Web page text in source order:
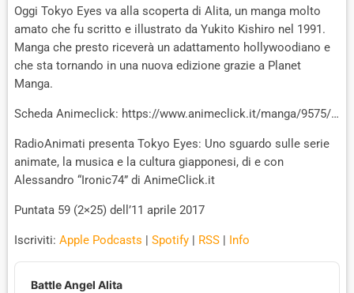
Oggi Tokyo Eyes va alla scoperta di Alita, un manga molto
amato che fu scritto e illustrato da Yukito Kishiro nel 1991.
Manga che presto riceverà un adattamento hollywoodiano e
che sta tornando in una nuova edizione grazie a Planet
Manga.
Scheda Animeclick: https://www.animeclick.it/manga/9575/…
RadioAnimati presenta Tokyo Eyes: Uno sguardo sulle serie
animate, la musica e la cultura giapponesi, di e con
Alessandro “Ironic74” di AnimeClick.it
Puntata 59 (2×25) dell’11 aprile 2017
Iscriviti: Apple Podcasts Spotify RSS Info
A
Battle Angel Alita